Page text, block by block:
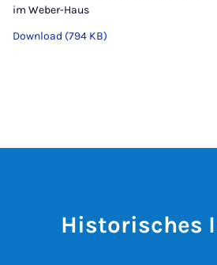
im Weber-Haus
Download (794 KB)
Historisches